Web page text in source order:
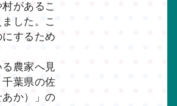
があるこ
した。こ
するため
農家へ見
葉県の佐
か）」の